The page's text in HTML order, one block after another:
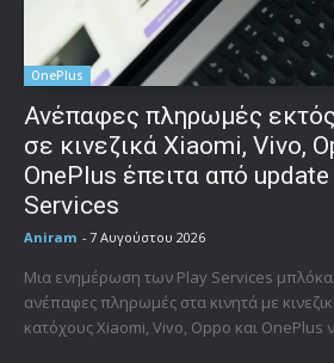
OnePlus
Ανέπαφες πληρωμές εκτός
σε κινεζικά Xiaomi, Vivo,
OnePlus έπειτα από
Services
Aniram - 7 Αυγούστου 2026
Μια ενημέρωση των Play Services
ανέπαφες πληρωμές στα κινητά με
κατόχους Xiaomi, Vivo, Oppo και OnePlus